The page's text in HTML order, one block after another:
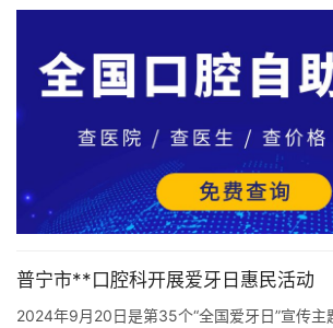
普宁市**口腔科开展爱牙日惠民活动
2024年9月20日是第35个“全国爱牙日”宣传主